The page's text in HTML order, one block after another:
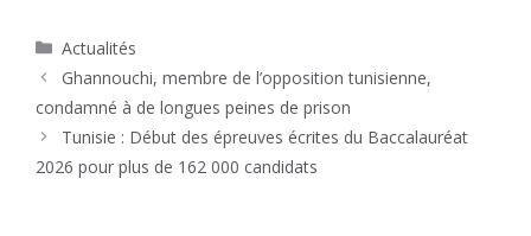
Catégories
Actualités
Ghannouchi, membre de l’opposition tunisienne,
condamné à de longues peines de prison
Tunisie : Début des épreuves écrites du Baccalauréat
2026 pour plus de 162 000 candidats